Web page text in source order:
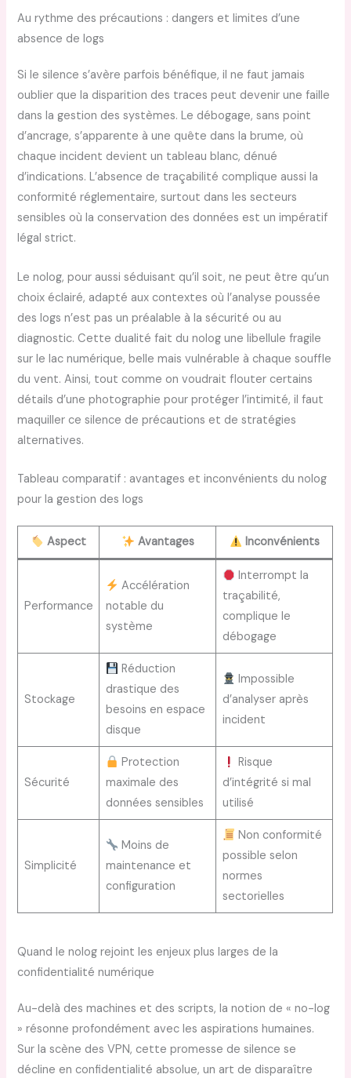
Au rythme des précautions : dangers et limites d’une
absence de logs
Si le silence s’avère parfois bénéfique, il ne faut jamais
oublier que la disparition des traces peut devenir une faille
dans la gestion des systèmes. Le débogage, sans point
d’ancrage, s’apparente à une quête dans la brume, où
chaque incident devient un tableau blanc, dénué
d’indications. L’absence de traçabilité complique aussi la
conformité réglementaire, surtout dans les secteurs
sensibles où la conservation des données est un impératif
légal strict.
Le nolog, pour aussi séduisant qu’il soit, ne peut être qu’un
choix éclairé, adapté aux contextes où l’analyse poussée
des logs n’est pas un préalable à la sécurité ou au
diagnostic. Cette dualité fait du nolog une libellule fragile
sur le lac numérique, belle mais vulnérable à chaque souffle
du vent. Ainsi, tout comme on voudrait flouter certains
détails d’une photographie pour protéger l’intimité, il faut
maquiller ce silence de précautions et de stratégies
alternatives.
Tableau comparatif : avantages et inconvénients du nolog
pour la gestion des logs
Aspect Avantages Inconvénients
Performance
Accélération
notable du
système
Interrompt la
traçabilité,
complique le
débogage
Stockage
Réduction
drastique des
besoins en espace
disque
Impossible
d’analyser après
incident
Sécurité
Protection
maximale des
données sensibles
Risque
d’intégrité si mal
utilisé
Simplicité
Moins de
maintenance et
configuration
Non conformité
possible selon
normes
sectorielles
Quand le nolog rejoint les enjeux plus larges de la
confidentialité numérique
Au-delà des machines et des scripts, la notion de « no-log
» résonne profondément avec les aspirations humaines.
Sur la scène des VPN, cette promesse de silence se
décline en confidentialité absolue, un art de disparaître